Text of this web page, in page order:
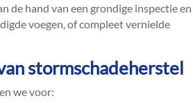
de hand van een grondige inspectie en
voegen, of compleet vernielde
stormschadeherstel
we voor: